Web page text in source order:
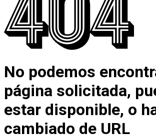
No podemos
página solicitada,
estar disponible, o
cambiado de URL